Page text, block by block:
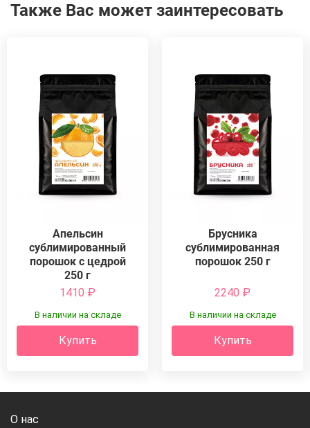
Также Вас может заинтересовать
Апельсин
сублимированный
порошок с цедрой
250 г
1410 ₽
В наличии на складе
Купить
Брусника
сублимированная
порошок 250 г
2240 ₽
В наличии на складе
Купить
О нас